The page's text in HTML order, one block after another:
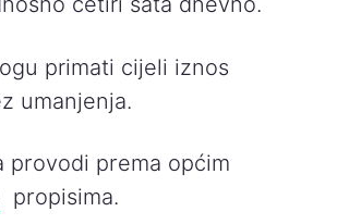
primati cijeli iznos
umanjenja.
provodi prema općim
propisima.